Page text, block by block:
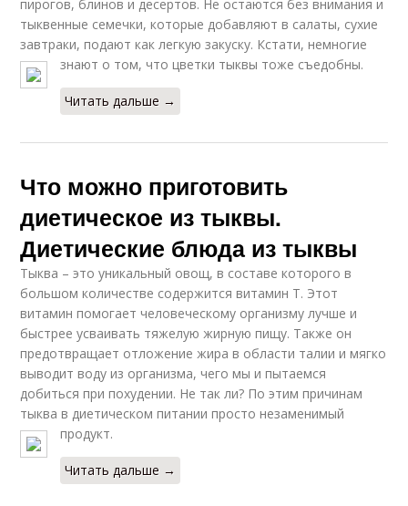
пирогов, блинов и десертов. Не остаются без внимания и
тыквенные семечки, которые добавляют в салаты, сухие
завтраки, подают как легкую закуску. Кстати, немногие
знают о том, что цветки тыквы тоже съедобны.
Читать дальше →
Что можно приготовить
диетическое из тыквы.
Диетические блюда из тыквы
Тыква – это уникальный овощ, в составе которого в
большом количестве содержится витамин Т. Этот
витамин помогает человеческому организму лучше и
быстрее усваивать тяжелую жирную пищу. Также он
предотвращает отложение жира в области талии и мягко
выводит воду из организма, чего мы и пытаемся
добиться при похудении. Не так ли? По этим причинам
тыква в диетическом питании просто незаменимый
продукт.
Читать дальше →